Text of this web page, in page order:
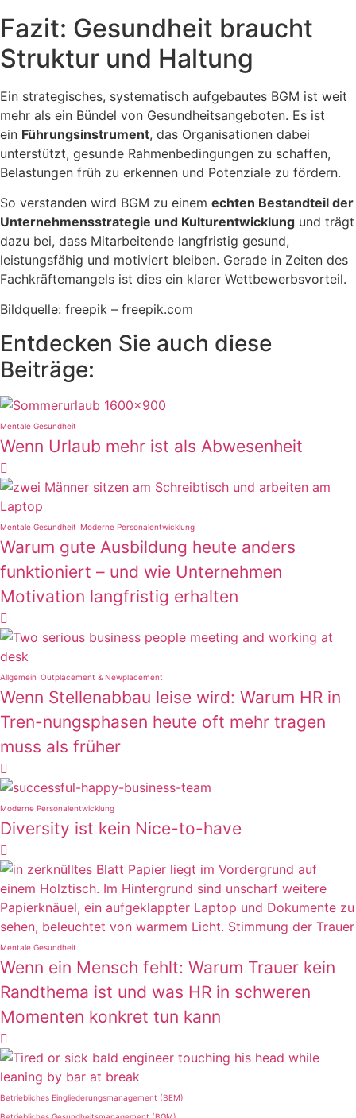
Fazit: Gesundheit braucht
Struktur und Haltung
Ein strategisches, systematisch aufgebautes BGM ist weit
mehr als ein Bündel von Gesundheitsangeboten. Es ist
ein Führungsinstrument, das Organisationen dabei
unterstützt, gesunde Rahmenbedingungen zu schaffen,
Belastungen früh zu erkennen und Potenziale zu fördern.
So verstanden wird BGM zu einem echten Bestandteil der
Unternehmensstrategie und Kulturentwicklung und trägt
dazu bei, dass Mitarbeitende langfristig gesund,
leistungsfähig und motiviert bleiben. Gerade in Zeiten des
Fachkräftemangels ist dies ein klarer Wettbewerbsvorteil.
Bildquelle: freepik – freepik.com
Entdecken Sie auch diese
Beiträge:
Mentale Gesundheit
Wenn Urlaub mehr ist als Abwesenheit

Mentale Gesundheit Moderne Personalentwicklung
Warum gute Ausbildung heute anders
funktioniert – und wie Unternehmen
Motivation langfristig erhalten

Allgemein Outplacement & Newplacement
Wenn Stellenabbau leise wird: Warum HR in
Tren-nungsphasen heute oft mehr tragen
muss als früher

Moderne Personalentwicklung
Diversity ist kein Nice-to-have

Mentale Gesundheit
Wenn ein Mensch fehlt: Warum Trauer kein
Randthema ist und was HR in schweren
Momenten konkret tun kann

Betriebliches Eingliederungsmanagement (BEM)